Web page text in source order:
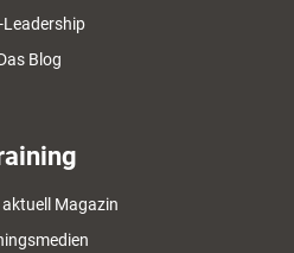
Leadership
Blog
Magazin